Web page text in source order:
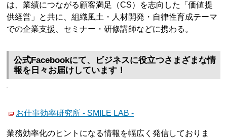
は、業績につながる顧客満足（CS）を志向した「価値提
供経営」と共に、組織風土・人材開発・自律性育成テーマ
での企業支援、セミナー・研修講師などに携わる。
公式Facebookにて、ビジネスに役立つさまざまな情
報を日々お届けしています！
お仕事効率研究所 - SMILE LAB -
業務効率化のヒントになる情報を幅広く発信しておりま